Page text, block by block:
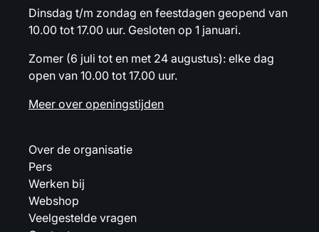
Dinsdag t/m zondag en feestdagen geopend van
10.00 tot 17.00 uur. Gesloten op 1 januari.
Zomer (6 juli tot en met 24 augustus): elke dag
open van 10.00 tot 17.00 uur.
Meer over openingstijden
Over de organisatie
Pers
Werken bij
Webshop
Veelgestelde vragen